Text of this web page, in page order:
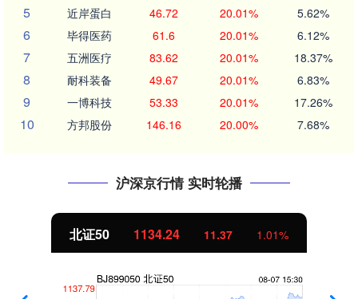
5 近岸蛋白 46.72 20.01% 5.62%
6 毕得医药 61.6 20.01% 6.12%
7 五洲医疗 83.62 20.01% 18.37%
8 耐科装备 49.67 20.01% 6.83%
9 一博科技 53.33 20.01% 17.26%
10 方邦股份 146.16 20.00% 7.68%
沪深京行情 实时轮播
北证50 1134.24 11.37 1.01%